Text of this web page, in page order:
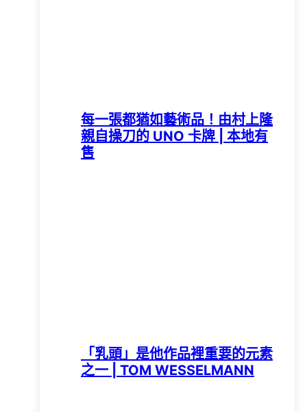
每一張都猶如藝術品！由村上隆
親自操刀的 UNO 卡牌 | 本地有
售
「乳頭」是他作品裡重要的元素
之一 | TOM WESSELMANN